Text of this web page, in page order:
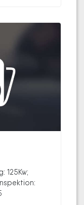
125Kw;